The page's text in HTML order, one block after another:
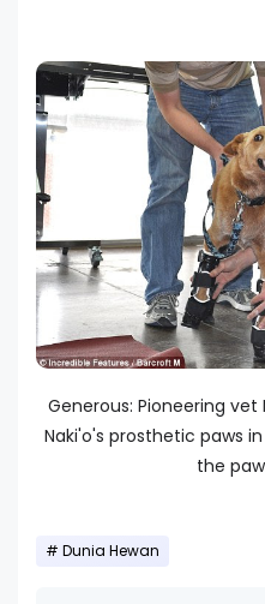
Generous: Pioneering
Naki'o's prosthetic paws
the
Dunia Hewan